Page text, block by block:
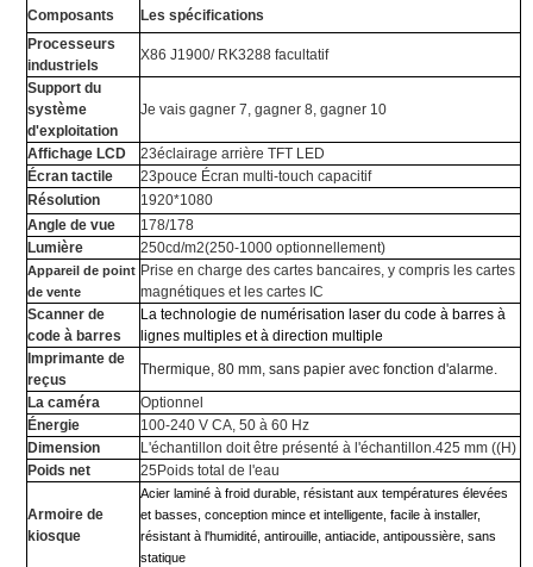
Composants
Les spécifications
Processeurs
industriels
X86 J1900/ RK3288 facultatif
Support du
système
d'exploitation
Je vais gagner 7, gagner 8, gagner 10
Affichage LCD 23éclairage arrière TFT LED
Écran tactile
23pouce Écran multi-touch capacitif
Résolution
1920*1080
Angle de vue
178/178
Lumière
250cd/m2(250-1000 optionnellement)
Appareil de point
de vente
Prise en charge des cartes bancaires, y compris les cartes
magnétiques et les cartes IC
Scanner de
code à barres
La technologie de numérisation laser du code à barres à
lignes multiples et à direction multiple
Imprimante de
reçus
Thermique, 80 mm, sans papier avec fonction d'alarme.
La caméra
Optionnel
Énergie
100-240 V CA, 50 à 60 Hz
Dimension
L'échantillon doit être présenté à l'échantillon.425 mm ((H)
Poids net
25 Poids total de l'eau
Armoire de
kiosque
Acier laminé à froid durable, résistant aux températures élevées
et basses, conception mince et intelligente, facile à installer,
résistant à l'humidité, antirouille, antiacide, antipoussière, sans
statique